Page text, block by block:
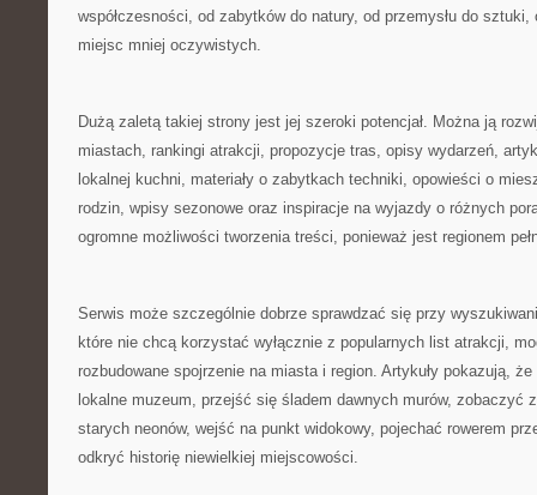
współczesności, od zabytków do natury, od przemysłu do
miejsc mniej oczywistych.
Dużą zaletą takiej strony jest jej szeroki potencjał. Można ją
miastach, rankingi atrakcji, propozycje tras, opisy wydarzeń,
lokalnej kuchni, materiały o zabytkach techniki, opowieści o
rodzin, wpisy sezonowe oraz inspiracje na wyjazdy o różnych
ogromne możliwości tworzenia treści, ponieważ jest regionem
Serwis może szczególnie dobrze sprawdzać się przy
które nie chcą korzystać wyłącznie z popularnych list atrakcji,
rozbudowane spojrzenie na miasta i region. Artykuły pokazują,
lokalne muzeum, przejść się śladem dawnych murów, zobaczyć
starych neonów, wejść na punkt widokowy, pojechać rowerem
odkryć historię niewielkiej miejscowości.